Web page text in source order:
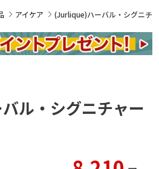
アイケア (Jurlique)ハーバル・シグニチ
ル・シグニチャー